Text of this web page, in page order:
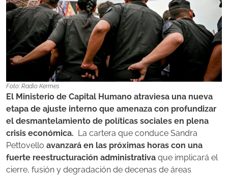
Foto: Radio Kermes
El Ministerio de Capital Humano atraviesa una nueva
etapa de ajuste interno que amenaza con profundizar
el desmantelamiento de políticas sociales en plena
crisis económica. La cartera que conduce Sandra
Pettovello avanzará en las próximas horas con una
fuerte reestructuración administrativa que implicará el
cierre, fusión y degradación de decenas de áreas